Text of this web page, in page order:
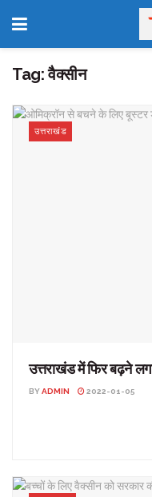
Tag:वैक्सीन
उत्तराखंड
उत्तराखंड में फिर बढ़ने
BYADMIN 2022-01-05